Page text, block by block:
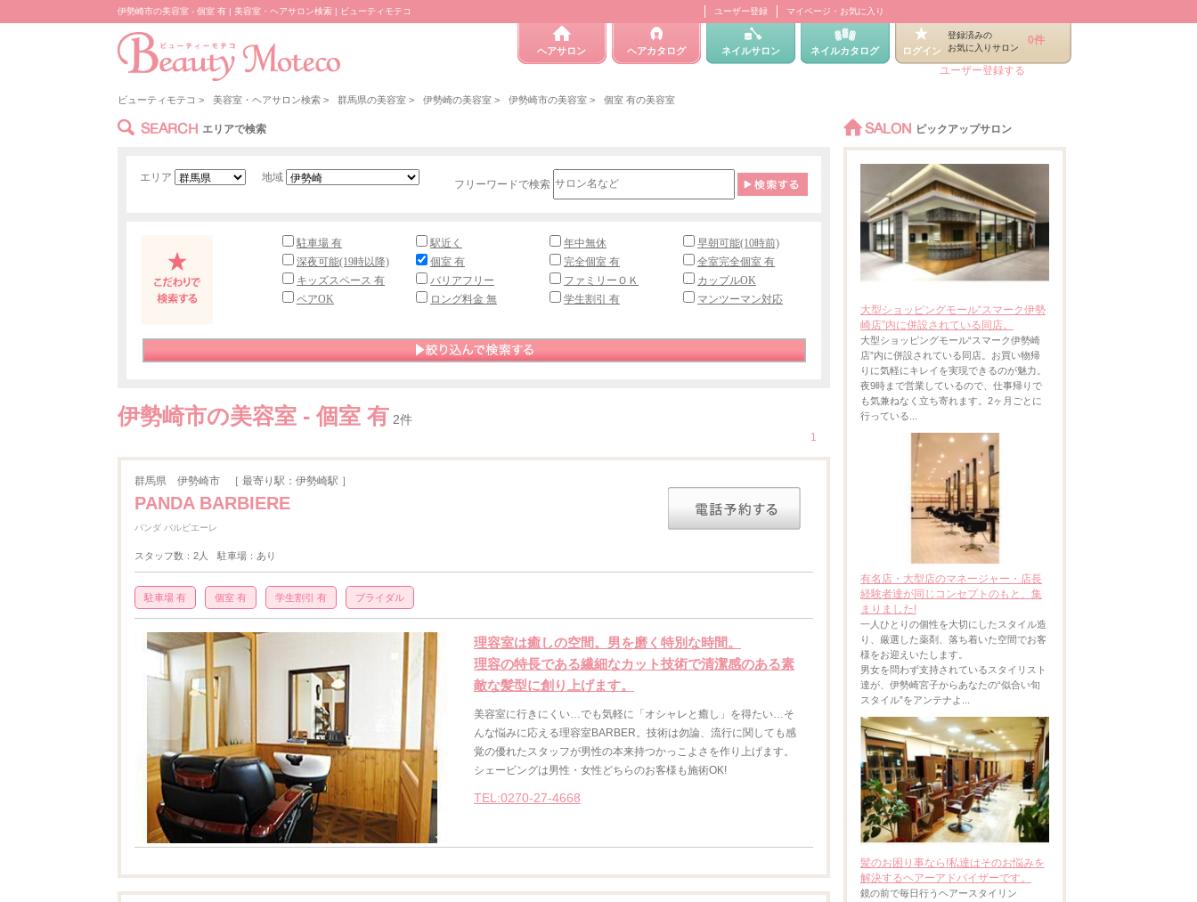
伊勢崎市の美容室 - 個室 有 | 美容室・ヘアサロン検索 | ビューティモテコ ユーザー登録 マイページ・お気に入り
ヘアサロン ヘアカタログ ネイルサロン ネイルカタログ ログイン
登録済みの
お気に入りサロン
0件
ユーザー登録する
ビューティモテコ > 美容室・ヘアサロン検索 > 群馬県の美容室 > 伊勢崎の美容室 > 伊勢崎市の美容室 > 個室 有の美容室
SEARCH エリアで検索
エリア 地域
フリーワードで検索
駐車場 有 駅近く 年中無休
早朝可能(10時前)
深夜可能(19時以降)
個室 有 完全個室 有
全室完全個室 有
キッズスペース 有
バリアフリー ファミリーＯＫ
カップルOK
ペアOK
ロング料金 無 学生割引 有 マンツーマン対応
伊勢崎市の美容室 - 個室 有 2件
1
群馬県 伊勢崎市 ［ 最寄り駅：伊勢崎駅 ］
PANDA BARBIERE
パンダ バルビエーレ
スタッフ数：2人 駐車場：あり
駐車場 有 個室 有 学生割引 有 ブライダル
理容室は癒しの空間。男を磨く特別な時間。
理容の特長である繊細なカット技術で清潔感のある素
敵な髪型に創り上げます。
美容室に行きにくい…でも気軽に「オシャレと癒し」を得たい…そ
んな悩みに応える理容室BARBER。技術は勿論、流行に関しても感
覚の優れたスタッフが男性の本来持つかっこよさを作り上げます。
シェービングは男性・女性どちらのお客様も施術OK!
TEL:0270-27-4668
SALON ピックアップサロン
大型ショッピングモール“スマーク伊勢
崎店”内に併設されている同店。
大型ショッピングモール“スマーク伊勢崎
店”内に併設されている同店。お買い物帰
りに気軽にキレイを実現できるのが魅力。
夜9時まで営業しているので、仕事帰りで
も気兼ねなく立ち寄れます。2ヶ月ごとに
行っている...
有名店・大型店のマネージャー・店長
経験者達が同じコンセプトのもと、集
まりました!
一人ひとりの個性を大切にしたスタイル造
り、厳選した薬剤、落ち着いた空間でお客
様をお迎えいたします。
男女を問わず支持されているスタイリスト
達が、伊勢崎宮子からあなたの“似合い旬
スタイル”をアンテナよ...
髪のお困り事なら!私達はそのお悩みを
解決するヘアーアドバイザーです。
鏡の前で毎日行うヘアースタイリン